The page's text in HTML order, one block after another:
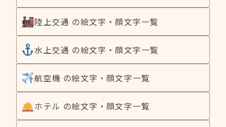
陸上交通 の絵文字・顔文字一覧
水上交通 の絵文字・顔文字一覧
航空機 の絵文字・顔文字一覧
ホテル の絵文字・顔文字一覧